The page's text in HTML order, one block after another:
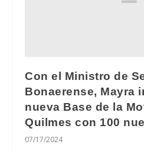
Con el Ministro de
Bonaerense, Mayra
nueva Base de la
Quilmes con 100
07/17/2024